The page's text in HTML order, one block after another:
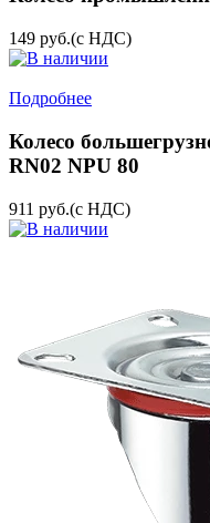
149 руб.(с НДС)
Подробнее
Колесо
RN02 NPU 80
911 руб.(с НДС)